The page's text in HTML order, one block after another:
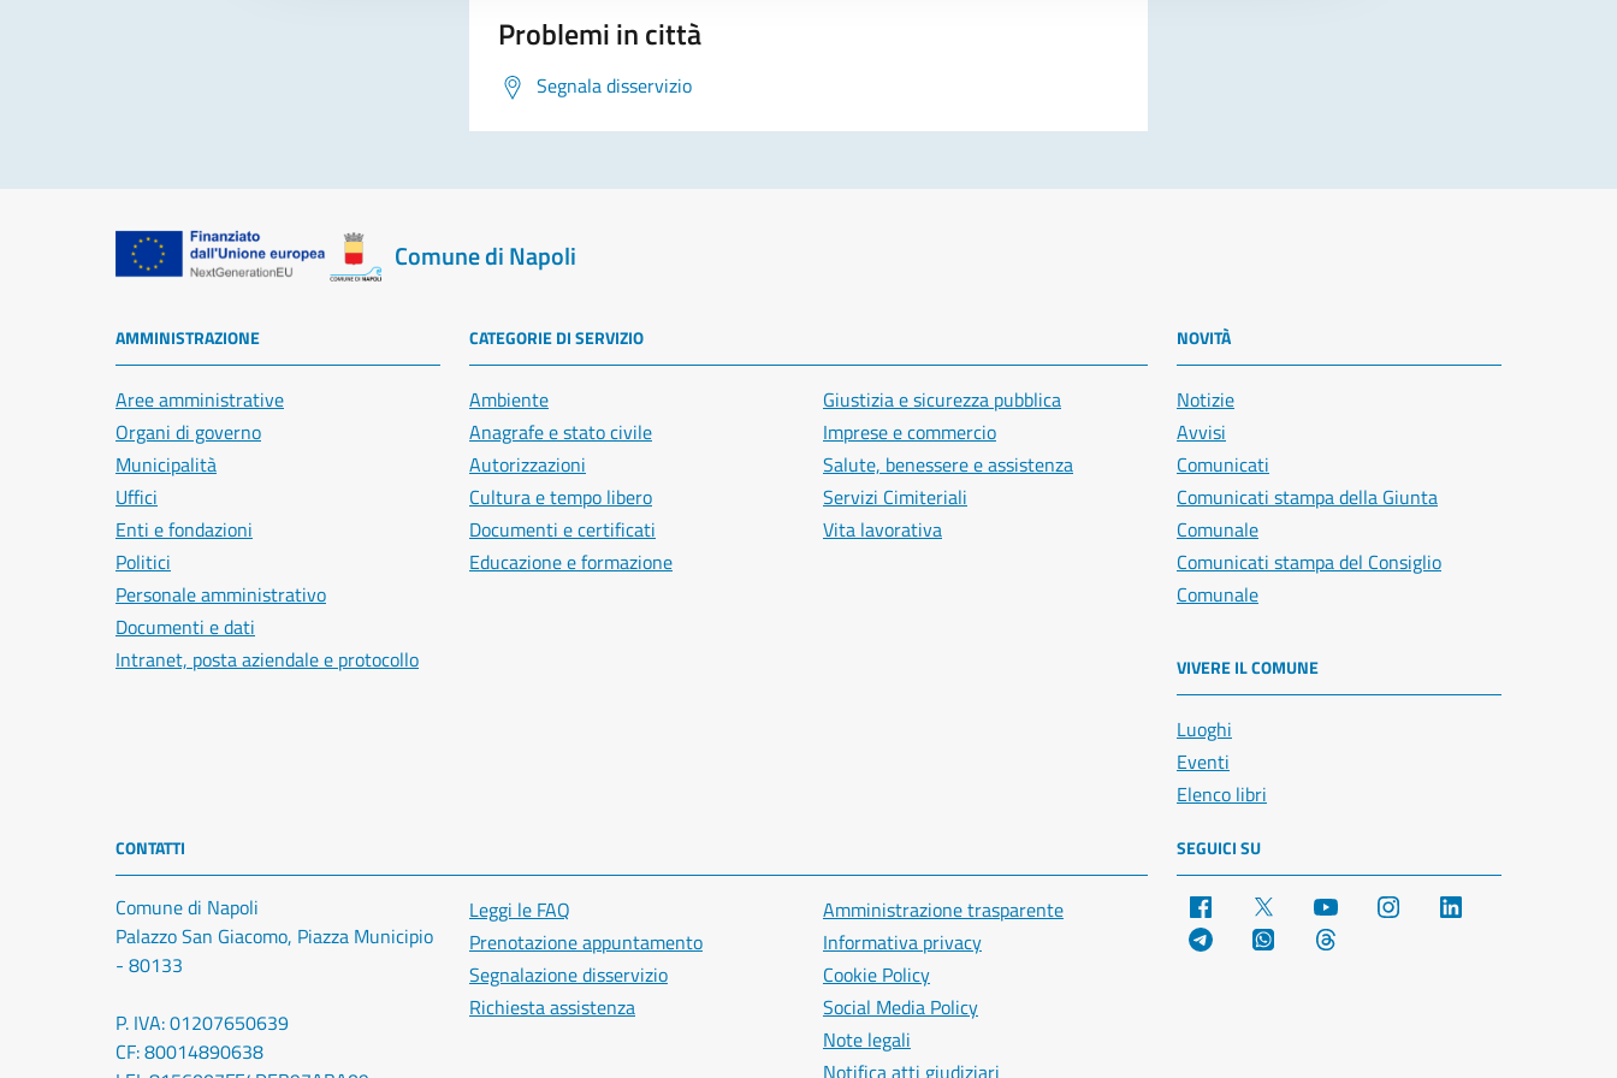
Problemi in città
Segnala disservizio
Comune di Napoli
AMMINISTRAZIONE
Aree amministrative
Organi di governo
Municipalità
Uffici
Enti e fondazioni
Politici
Personale amministrativo
Documenti e dati
Intranet, posta aziendale e protocollo
CATEGORIE DI SERVIZIO
Ambiente
Anagrafe e stato civile
Autorizzazioni
Cultura e tempo libero
Documenti e certificati
Educazione e formazione
Giustizia e sicurezza pubblica
Imprese e commercio
Salute, benessere e assistenza
Servizi Cimiteriali
Vita lavorativa
NOVITÀ
Notizie
Avvisi
Comunicati
Comunicati stampa della Giunta
Comunale
Comunicati stampa del Consiglio
Comunale
VIVERE IL COMUNE
Luoghi
Eventi
Elenco libri
CONTATTI
Comune di Napoli
Palazzo San Giacomo, Piazza Municipio
- 80133
P. IVA: 01207650639
CF: 80014890638
Leggi le FAQ
Prenotazione appuntamento
Segnalazione disservizio
Richiesta assistenza
Amministrazione trasparente
Informativa privacy
Cookie Policy
Social Media Policy
Note legali
SEGUICI SU
Facebook YouTube Instagram
Telegram WhatsApp